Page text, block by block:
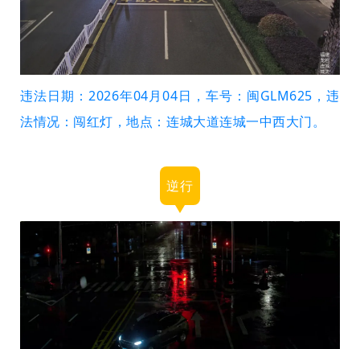
违法日期：2026年04月04日，车号：闽GLM625，违
法情况：闯红灯，地点：连城大道连城一中西大门。
逆行